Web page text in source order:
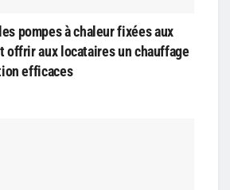
pompes à chaleur fixées aux
offrir aux locataires un chauffage
efficaces